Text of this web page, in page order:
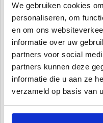
We gebruiken cookies
personaliseren, om
en om ons
informatie over uw
partners voor social
partners kunnen deze
informatie die u aan ze
verzameld op basis van
geniet. Door gebruikt te
polypropyleen materiaal en
bad duurzamer en gaat het
beter materiaal dan een
dat het kwalitatief één van
aanbieden.
Dit privé zwembad beschikt
Dankzij deze hoogwaardige